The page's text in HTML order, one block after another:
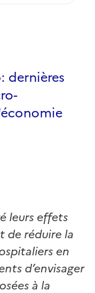
dernières
leurs effets
de réduire la
en
d’envisager
à la